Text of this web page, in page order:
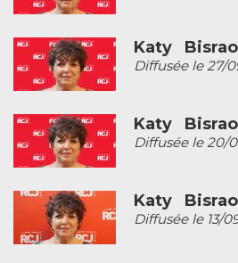
Katy
Diffusée le 27/
Katy
Diffusée le 20/
Katy
Diffusée le 13/